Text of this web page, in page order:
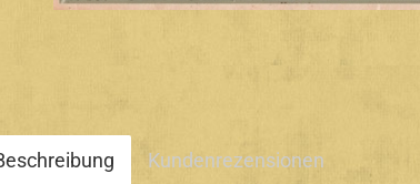
Kundenrezensionen